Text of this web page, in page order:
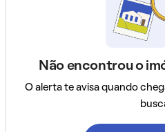
Não encontrou o
O alerta te avisa quando